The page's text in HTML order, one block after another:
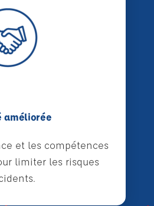
améliorée
et les compétences
limiter les risques